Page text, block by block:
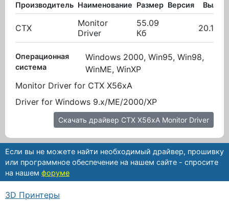
Производитель Наименование Размер Версия
CTX
Monitor
Driver
55.09
Кб
Операционная
система
Windows 2000, Win95, Win98,
WinME, WinXP
Monitor Driver for CTX X56xA
Driver for Windows 9.x/ME/2000/XP
Скачать драйвер CTX X56xA Monitor Driver
Если вы не можете найти необходимый драйвер, прошивку
или программное обеспечение на нашем сайте - спросите
на нашем форуме
3D Принтеры